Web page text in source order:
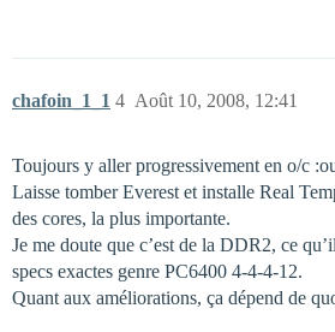
chafoin_1_1 Août 10, 2008, 12:41
4
Toujours y aller progressivement en o/c
Laisse tomber Everest et installe Real
des cores, la plus importante.
Je me doute que c’est de la DDR2, ce
specs exactes genre PC6400 4-4-4-12.
Quant aux améliorations, ça dépend de